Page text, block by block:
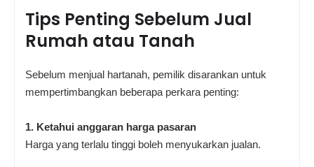
Tips Penting Sebelum Jual
Rumah atau Tanah
Sebelum menjual hartanah, pemilik disarankan untuk
mempertimbangkan beberapa perkara penting:
1. Ketahui anggaran harga pasaran
Harga yang terlalu tinggi boleh menyukarkan jualan.